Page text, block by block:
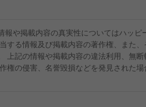
報や掲載内容の真実性についてはハッ
する情報及び掲載内容の著作権、また
上記の情報や掲載内容の違法利用、無
権の侵害、名誉毀損などを発見された場